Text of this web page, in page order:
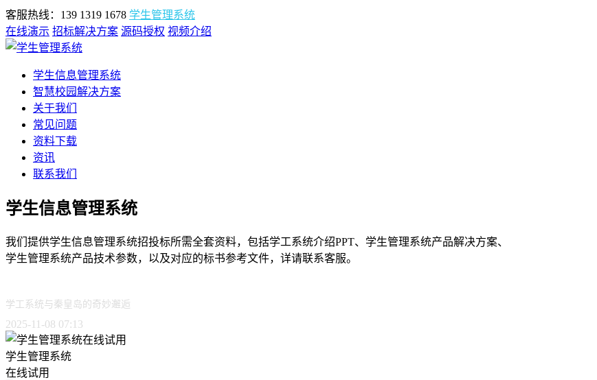
客服热线：139 1319 1678 学生管理系统
在线演示 招标解决方案 源码授权 视频介绍
学生信息管理系统
智慧校园解决方案
关于我们
常见问题
资料下载
资讯
联系我们
学生信息管理系统
我们提供学生信息管理系统招投标所需全套资料，包括学工系统介绍PPT、学生管理系统产品解决方案、
学生管理系统产品技术参数，以及对应的标书参考文件，详请联系客服。
学工系统与秦皇岛的奇妙邂逅
2025-11-08 07:13
学生管理系统
在线试用